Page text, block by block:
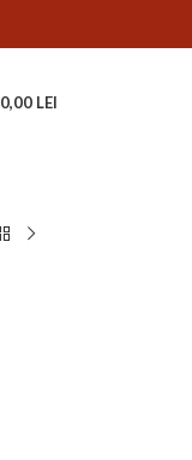
0,00 LEI